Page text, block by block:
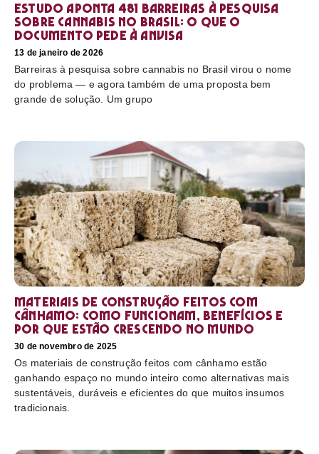
Estudo aponta 481 barreiras à pesquisa
sobre cannabis no Brasil: o que o
documento pede à Anvisa
13 de janeiro de 2026
Barreiras à pesquisa sobre cannabis no Brasil virou o nome
do problema — e agora também de uma proposta bem
grande de solução. Um grupo
Materiais de construção feitos com
cânhamo: como funcionam, benefícios e
por que estão crescendo no mundo
30 de novembro de 2025
Os materiais de construção feitos com cânhamo estão
ganhando espaço no mundo inteiro como alternativas mais
sustentáveis, duráveis e eficientes do que muitos insumos
tradicionais.